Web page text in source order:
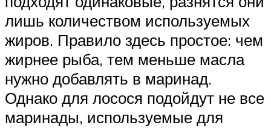
лишь количеством используемых
жиров. Правило здесь простое: чем
жирнее рыба, тем меньше масла
нужно добавлять в маринад.
Однако для лосося подойдут не все
маринады, используемые для